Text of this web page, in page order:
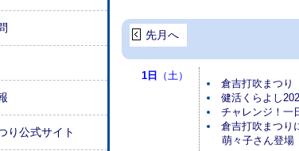
り公式サイト
先月へ
1日 （土）
倉吉打吹まつり
健活くらよし
チャレンジ！一
倉吉打吹まつり
萌々子さん登場